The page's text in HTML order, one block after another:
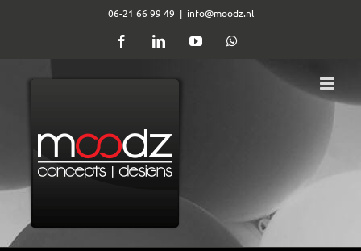
06-21 66 99 49 | info@moodz.nl
FacebookLinkedInYouTube